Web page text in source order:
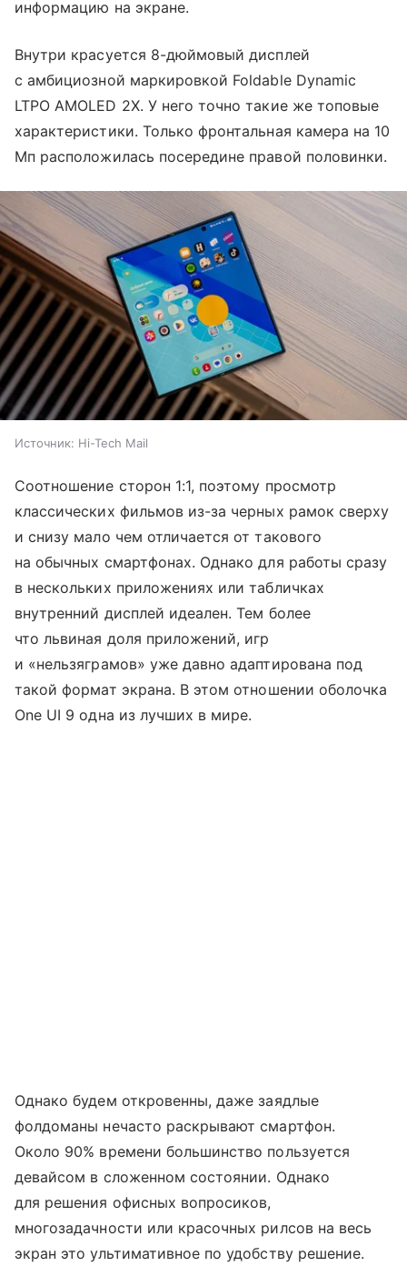
информацию на экране.
Внутри красуется 8-дюймовый дисплей
с амбициозной маркировкой Foldable Dynamic
LTPO AMOLED 2X. У него точно такие же топовые
характеристики. Только фронтальная камера на 10
Мп расположилась посередине правой половинки.
Источник: Hi-Tech Mail
Соотношение сторон 1:1, поэтому просмотр
классических фильмов из-за черных рамок сверху
и снизу мало чем отличается от такового
на обычных смартфонах. Однако для работы сразу
в нескольких приложениях или табличках
внутренний дисплей идеален. Тем более
что львиная доля приложений, игр
и «нельзяграмов» уже давно адаптирована под
такой формат экрана. В этом отношении оболочка
One UI 9 одна из лучших в мире.
Однако будем откровенны, даже заядлые
фолдоманы нечасто раскрывают смартфон.
Около 90% времени большинство пользуется
девайсом в сложенном состоянии. Однако
для решения офисных вопросиков,
многозадачности или красочных рилсов на весь
экран это ультимативное по удобству решение.